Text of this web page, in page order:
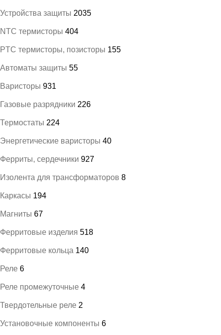
Устройства защиты 2035
NTC термисторы 404
PTC термисторы, позисторы 155
Автоматы защиты 55
Варисторы 931
Газовые разрядники 226
Термостаты 224
Энергетические варисторы 40
Ферриты, сердечники 927
Изолента для трансформаторов 8
Каркасы 194
Магниты 67
Ферритовые изделия 518
Ферритовые кольца 140
Реле 6
Реле промежуточные 4
Твердотельные реле 2
Установочные компоненты 6